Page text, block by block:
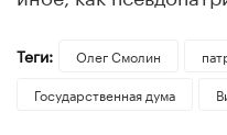
Теги: Олег Смолин
Государственная дума